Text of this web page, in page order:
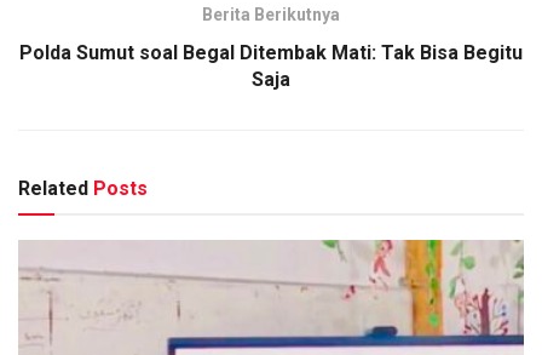
Berita Berikutnya
Polda Sumut soal Begal Ditembak Mati: Tak Bisa Begitu
Saja
Related Posts